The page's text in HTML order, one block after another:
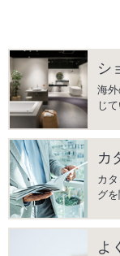
シ
海
じ
カ
カ
グ
よ